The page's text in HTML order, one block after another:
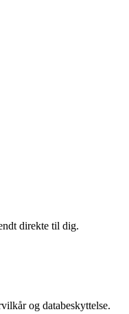
direkte til dig.
og databeskyttelse.